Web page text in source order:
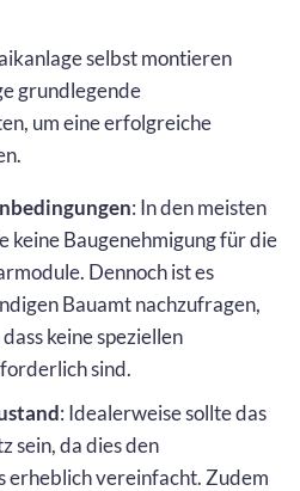
selbst montieren
grundlegende
um eine erfolgreiche
: In den meisten
keine Baugenehmigung für die
Dennoch ist es
Bauamt nachzufragen,
keine speziellen
sind.
: Idealerweise sollte das
sein, da dies den
erheblich vereinfacht. Zudem